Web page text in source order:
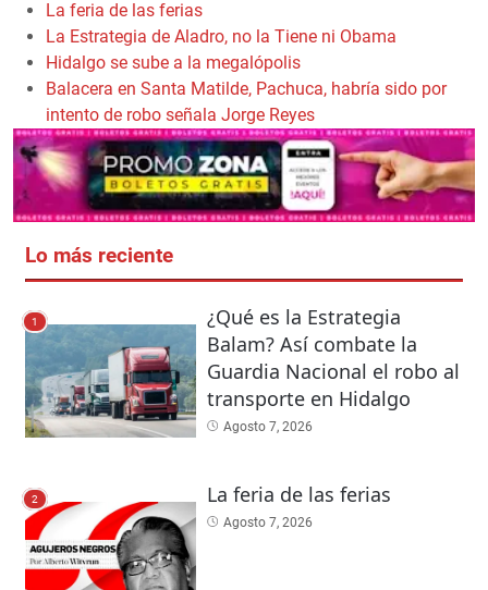
La feria de las ferias
La Estrategia de Aladro, no la Tiene ni Obama
Hidalgo se sube a la megalópolis
Balacera en Santa Matilde, Pachuca, habría sido por
intento de robo señala Jorge Reyes
Lo más reciente
1
¿Qué es la Estrategia
Balam? Así combate la
Guardia Nacional el robo al
transporte en Hidalgo
Agosto 7, 2026
2 La feria de las ferias
Agosto 7, 2026